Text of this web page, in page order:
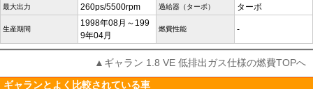
最大出力 260ps/5500rpm 過給器（ターボ） ターボ
生産期間
1998年08月～199
9年04月
燃費性能 -
▲ギャラン 1.8 VE 低排出ガス仕様の燃費TOPへ
ギャランとよく比較されている車